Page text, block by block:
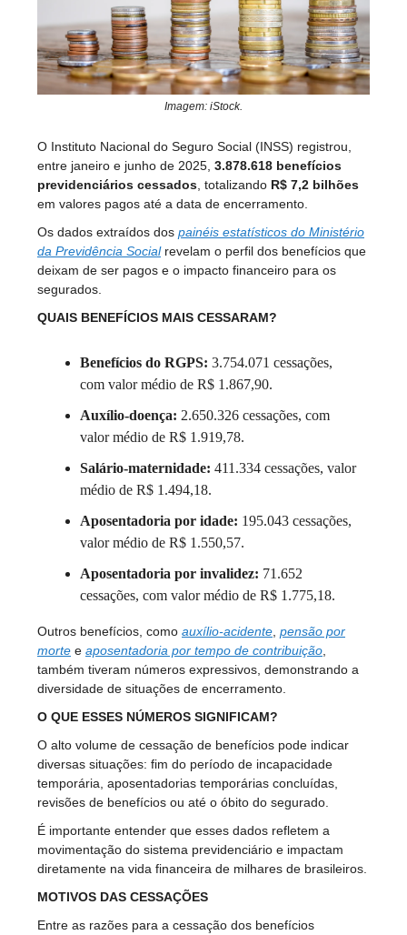
Imagem: iStock.
O Instituto Nacional do Seguro Social (INSS) registrou,
entre janeiro e junho de 2025, 3.878.618 benefícios
previdenciários cessados , totalizando R$ 7,2 bilhões
em valores pagos até a data de encerramento.
Os dados extraídos dos painéis estatísticos do Ministério
da Previdência Socialrevelam o perfil dos benefícios que
deixam de ser pagos e o impacto financeiro para os
segurados.
QUAIS BENEFÍCIOS MAIS CESSARAM?
Benefícios do RGPS: 3.754.071 cessações,
com valor médio de R$ 1.867,90.
Auxílio-doença: 2.650.326 cessações, com
valor médio de R$ 1.919,78.
Salário-maternidade: 411.334 cessações, valor
médio de R$ 1.494,18.
Aposentadoria por idade: 195.043 cessações,
valor médio de R$ 1.550,57.
Aposentadoria por invalidez: 71.652
cessações, com valor médio de R$ 1.775,18.
Outros benefícios, como auxílio-acidente pensão por
morte e aposentadoria por tempo de contribuição
também tiveram números expressivos, demonstrando a
diversidade de situações de encerramento.
O QUE ESSES NÚMEROS SIGNIFICAM?
O alto volume de cessação de benefícios pode indicar
diversas situações: fim do período de incapacidade
temporária, aposentadorias temporárias concluídas,
revisões de benefícios ou até o óbito do segurado.
É importante entender que esses dados refletem a
movimentação do sistema previdenciário e impactam
diretamente na vida financeira de milhares de brasileiros.
MOTIVOS DAS CESSAÇÕES
Entre as razões para a cessação dos benefícios